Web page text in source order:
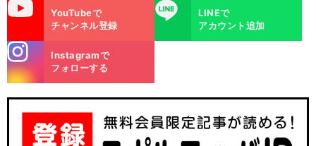
YouTubeで
チャンネル登録
LINE
LINEで
アカウント追加
m
Instagramで
フォローする